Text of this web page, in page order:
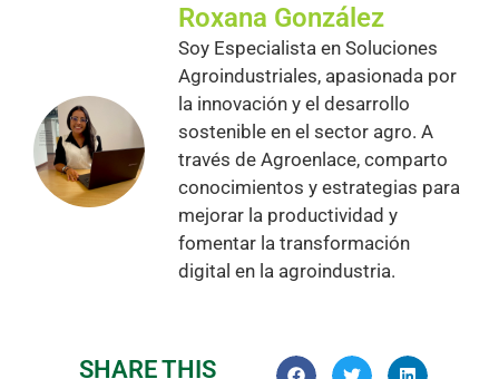
Roxana González
Soy Especialista en Soluciones
Agroindustriales, apasionada por
la innovación y el desarrollo
sostenible en el sector agro. A
través de Agroenlace, comparto
conocimientos y estrategias para
mejorar la productividad y
fomentar la transformación
digital en la agroindustria.
SHARE THIS